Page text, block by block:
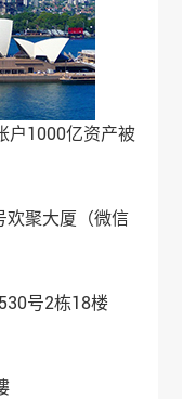
户1000亿资产被
欢聚大厦（微信
号2栋18楼